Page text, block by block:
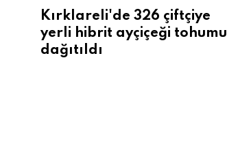
Kırklareli'de 326 çiftçiye
yerli hibrit ayçiçeği tohumu
dağıtıldı